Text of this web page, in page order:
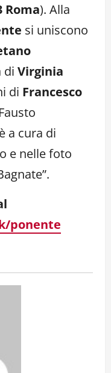
Roma). Alla
si uniscono
di Virginia
di Francesco
a cura di
e nelle foto
ponente